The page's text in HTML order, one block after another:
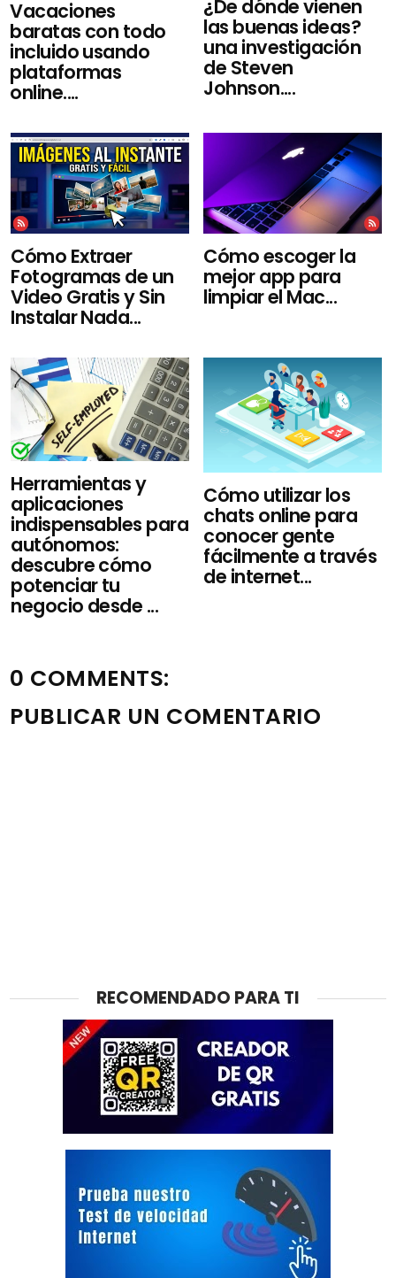
Vacaciones
baratas con todo
incluido usando
plataformas
online....
¿De dónde vienen
las buenas ideas?
una investigación
de Steven
Johnson....
Cómo Extraer
Fotogramas de un
Video Gratis y Sin
Instalar Nada...
Cómo escoger la
mejor app para
limpiar el Mac...
Herramientas y
aplicaciones
indispensables para
autónomos:
descubre cómo
potenciar tu
negocio desde ...
Cómo utilizar los
chats online para
conocer gente
fácilmente a través
de internet...
0 COMMENTS:
PUBLICAR UN COMENTARIO
RECOMENDADO PARA TI